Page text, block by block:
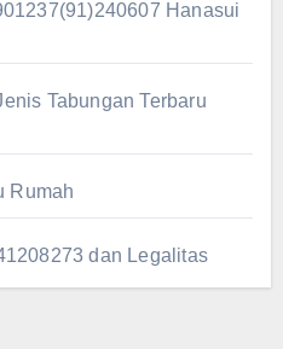
Hanasui
Tabungan Terbaru
Rumah
dan Legalitas